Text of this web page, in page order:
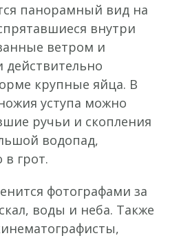
панорамный вид на
внутри
ветром и
крупные яйца. В
уступа можно
ручьи и скопления
водопад,
грот.
фотографами за
воды и неба. Также